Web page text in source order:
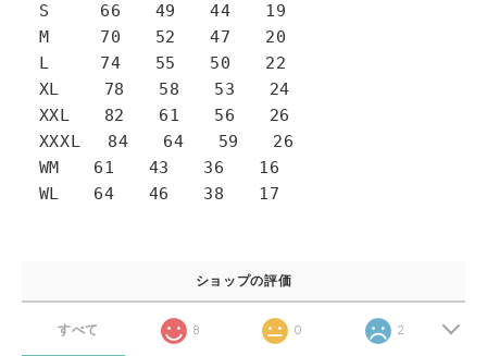
S 66 49 44 19
M 70 52 47 20
L 74 55 50 22
XL 78 58 53 24
XXL 82 61 56 26
XXXL 84 64 59 26
WM 61 43 36 16
WL 64 46 38 17
ショップの評価
すべて 8 0 2